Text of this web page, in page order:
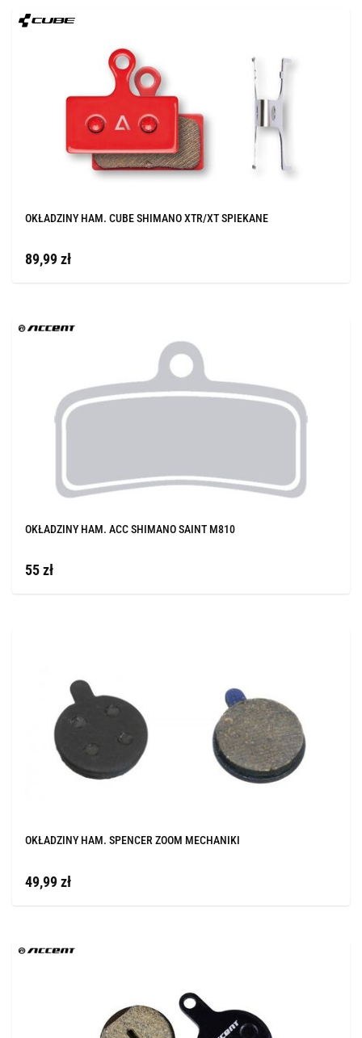
OKŁADZINY HAM. CUBE SHIMANO XTR/XT SPIEKANE
89,99 zł
OKŁADZINY HAM. ACC SHIMANO SAINT M810
55 zł
OKŁADZINY HAM. SPENCER ZOOM MECHANIKI
49,99 zł